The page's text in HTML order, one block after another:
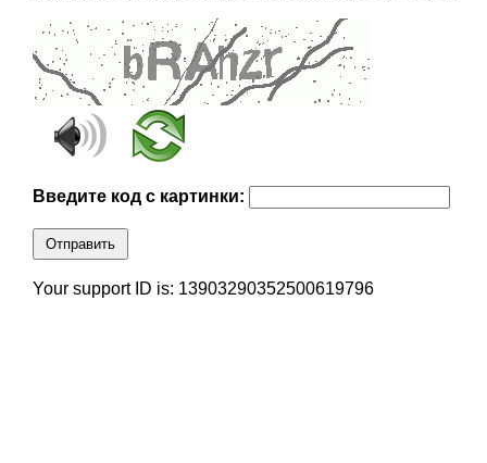
Введите код с картинки:
Отправить
Your support ID is: 13903290352500619796